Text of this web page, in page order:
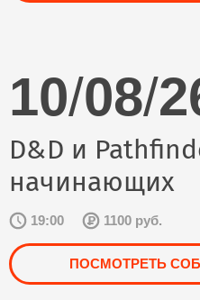
10/08/
D&D и
начинающих
19:00 1100 руб.
ПОСМОТРЕТЬ